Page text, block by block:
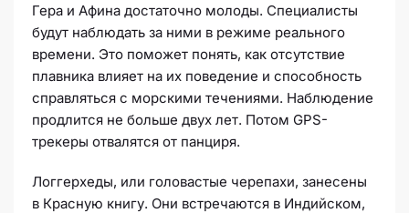
Гера и Афина достаточно молоды. Специалисты
будут наблюдать за ними в режиме реального
времени. Это поможет понять, как отсутствие
плавника влияет на их поведение и способность
справляться с морскими течениями. Наблюдение
продлится не больше двух лет. Потом GPS-
трекеры отвалятся от панциря.
Логгерхеды, или головастые черепахи, занесены
в Красную книгу. Они встречаются в Индийском,